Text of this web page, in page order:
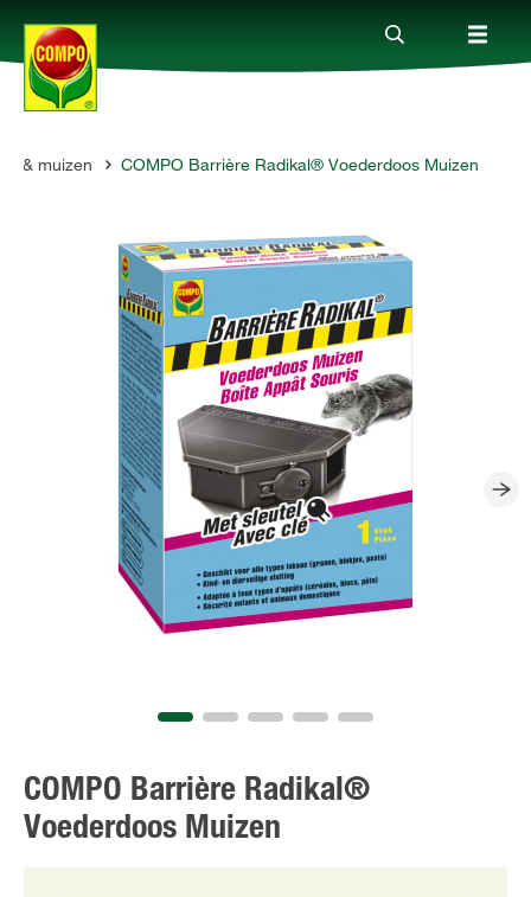
Producten
Tot je dienst
Onderneming
& muizen COMPO Barrière Radikal® Voederdoos Muizen
COMPO Barrière Radikal®
Voederdoos Muizen